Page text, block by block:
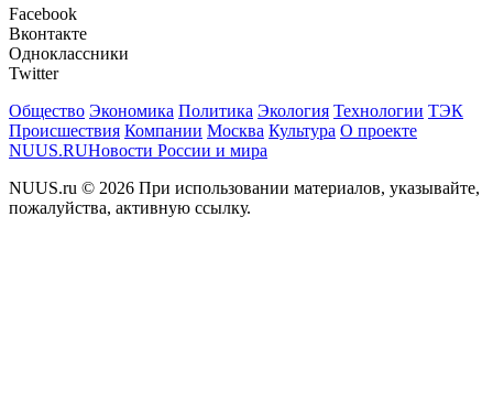
Facebook
Вконтакте
Одноклассники
Twitter
Общество Экономика Политика Экология Технологии ТЭК
Происшествия Компании Москва Культура О проекте
NUUS.RUНовости России и мира
NUUS.ru © 2026 При использовании материалов, указывайте,
пожалуйства, активную ссылку.